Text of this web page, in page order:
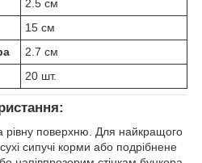
2.5 см
15 см
2.7 см
20 шт.
рівну поверхню. Для найкращого
сипучі корми або подрібнене